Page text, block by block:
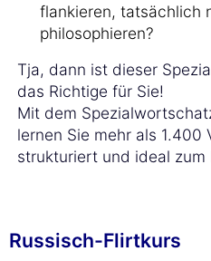
flankieren, tatsächlich
philosophieren?
Tja, dann ist dieser
das Richtige für Sie!
Mit dem
lernen Sie mehr als 1.400
strukturiert und ideal
Russisch-Flirtkurs